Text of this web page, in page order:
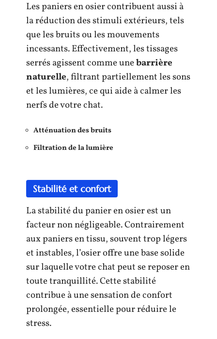
Les paniers en osier contribuent aussi à
la réduction des stimuli extérieurs, tels
que les bruits ou les mouvements
incessants. Effectivement, les tissages
serrés agissent comme unebarrière
naturelle, filtrant partiellement les sons
et les lumières, ce qui aide à calmer les
nerfs de votre chat.
Atténuation des bruits
Filtration de la lumière
Stabilité et confort
La stabilité du panier en osier est un
facteur non négligeable. Contrairement
aux paniers en tissu, souvent trop légers
et instables, l’osier offre une base solide
sur laquelle votre chat peut se reposer en
toute tranquillité. Cette stabilité
contribue à une sensation de confort
prolongée, essentielle pour réduire le
stress.